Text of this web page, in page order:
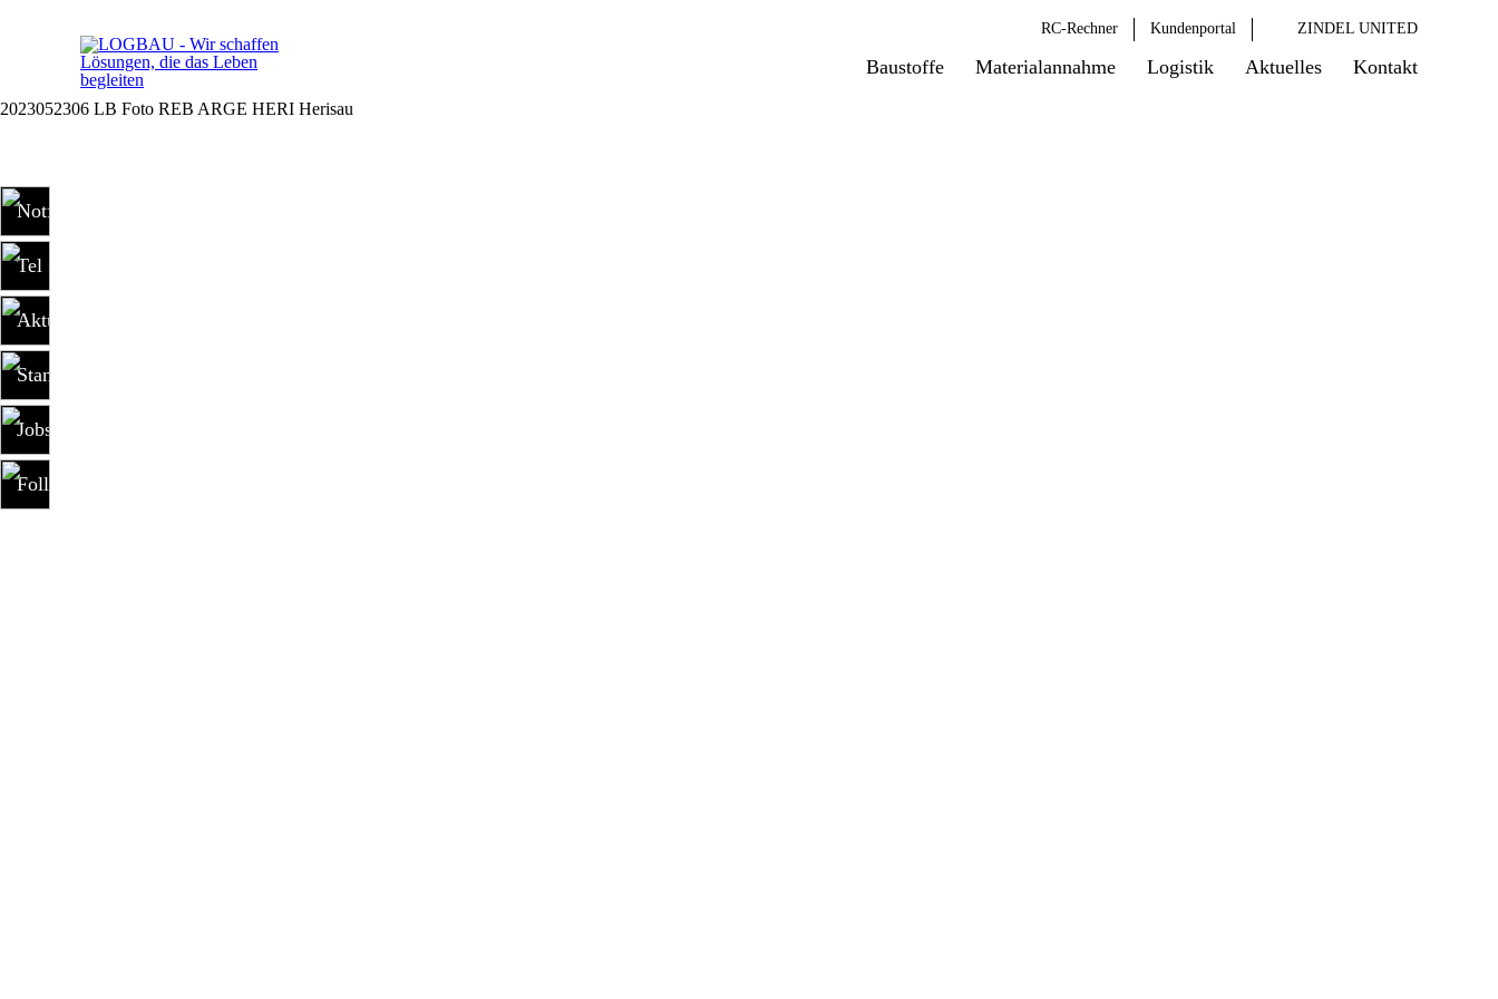
RC-Rechner Kundenportal ZINDEL UNITED
Baustoffe Materialannahme Logistik Aktuelles Kontakt
2023052306 LB Foto REB ARGE HERI Herisau
Notfall +41 79 681 15 30
Tel +41 81 303 73 80
Aktuelles
Standorte
Jobs
Follow us